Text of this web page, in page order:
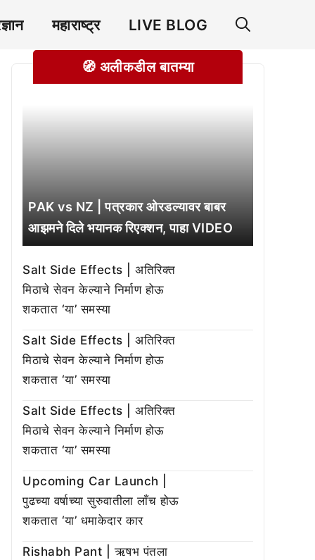
महाराष्ट्र LIVE BLOG
🧭 अलीकडील बातम्या
PAK vs NZ | पत्रकार ओरडल्यावर बाबर
आझमने दिले भयानक रिएक्शन, पाहा VIDEO
Salt Side Effects | अतिरिक्त
मिठाचे सेवन केल्याने निर्माण होऊ
शकतात ‘या’ समस्या
Salt Side Effects | अतिरिक्त
मिठाचे सेवन केल्याने निर्माण होऊ
शकतात ‘या’ समस्या
Salt Side Effects | अतिरिक्त
मिठाचे सेवन केल्याने निर्माण होऊ
शकतात ‘या’ समस्या
Upcoming Car Launch |
पुढच्या वर्षाच्या सुरुवातीला लाँच होऊ
शकतात ‘या’ धमाकेदार कार
Rishabh Pant | ऋषभ पंतला